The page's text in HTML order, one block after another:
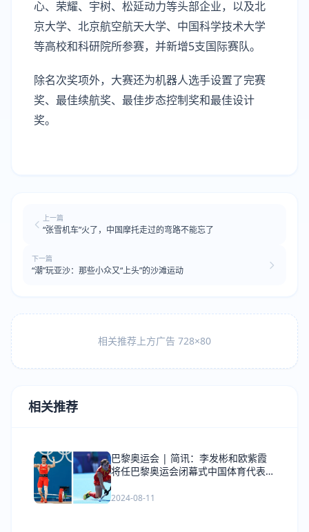
心、荣耀、宇树、松延动力等头部企业，以及北
京大学、北京航空航天大学、中国科学技术大学
等高校和科研院所参赛，并新增5支国际赛队。
除名次奖项外，大赛还为机器人选手设置了完赛
奖、最佳续航奖、最佳步态控制奖和最佳设计
奖。
上一篇
“张雪机车”火了，中国摩托走过的弯路不能忘了
下一篇
“潮”玩亚沙：那些小众又“上头”的沙滩运动
相关推荐上方广告 728×80
相关推荐
巴黎奥运会 | 简讯：李发彬和欧紫霞
将任巴黎奥运会闭幕式中国体育代表团
2024-08-11